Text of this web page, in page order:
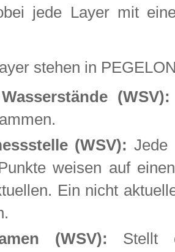
jede Layer mit
stehen in
(WSV):
(WSV): Jede
weisen auf
Ein nicht
(WSV): Stellt